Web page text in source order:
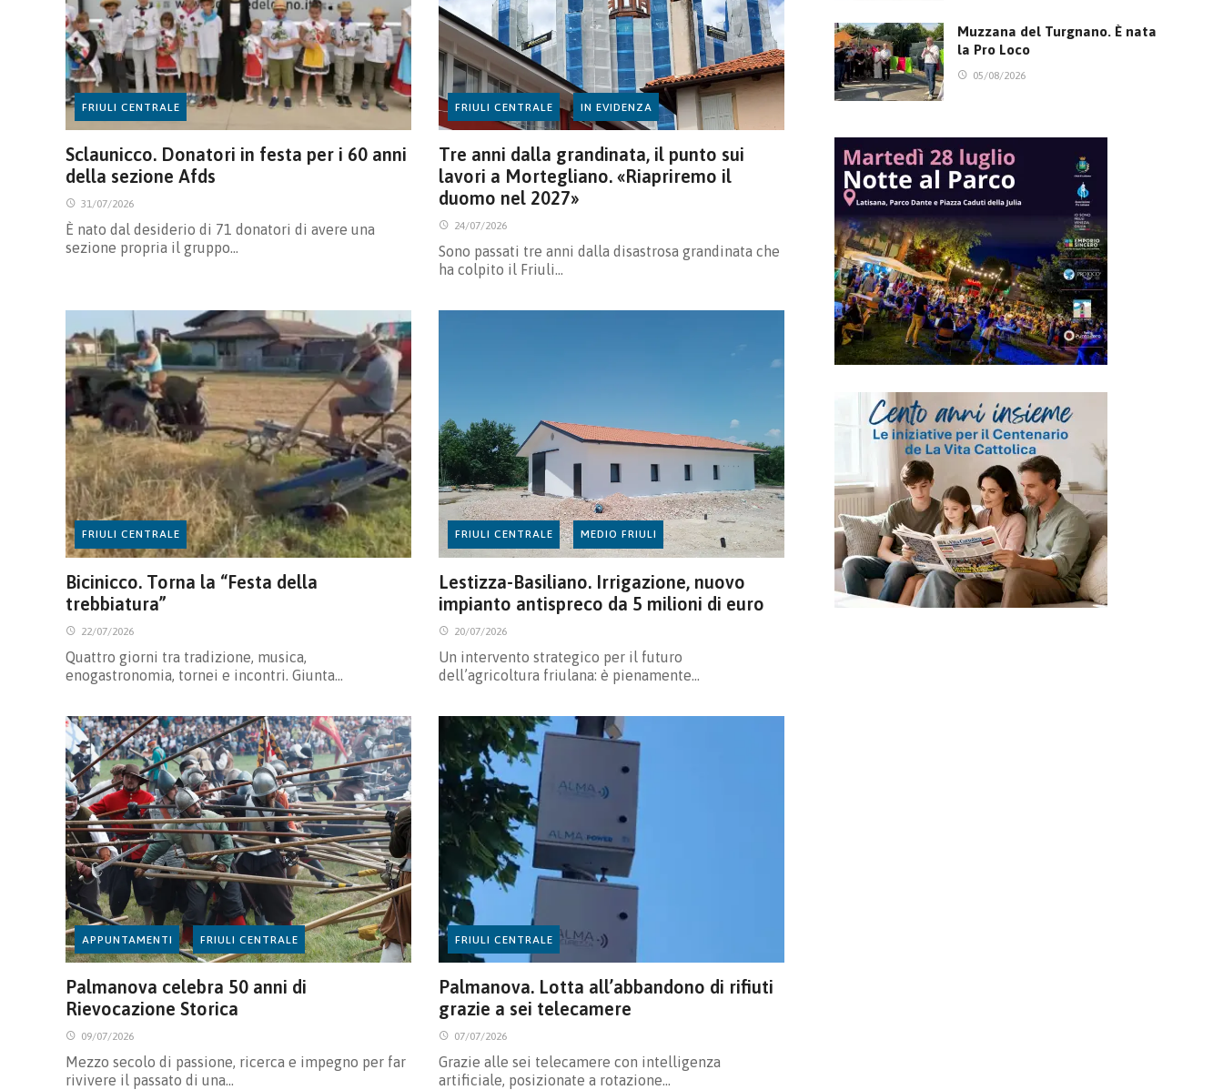
FRIULI CENTRALE
Sclaunicco. Donatori in festa per i 60 anni
della sezione Afds
31/07/2026
È nato dal desiderio di 71 donatori di avere una
sezione propria il gruppo…
FRIULI CENTRALE IN EVIDENZA
Tre anni dalla grandinata, il punto sui
lavori a Mortegliano. «Riapriremo il
duomo nel 2027»
24/07/2026
Sono passati tre anni dalla disastrosa grandinata che
ha colpito il Friuli…
FRIULI CENTRALE
Bicinicco. Torna la “Festa della
trebbiatura”
22/07/2026
Quattro giorni tra tradizione, musica,
enogastronomia, tornei e incontri. Giunta…
FRIULI CENTRALE MEDIO FRIULI
Lestizza-Basiliano. Irrigazione, nuovo
impianto antispreco da 5 milioni di euro
20/07/2026
Un intervento strategico per il futuro
dell’agricoltura friulana: è pienamente…
APPUNTAMENTI FRIULI CENTRALE
Palmanova celebra 50 anni di
Rievocazione Storica
09/07/2026
Mezzo secolo di passione, ricerca e impegno per far
rivivere il passato di una…
FRIULI CENTRALE
Palmanova. Lotta all’abbandono di rifiuti
grazie a sei telecamere
07/07/2026
Grazie alle sei telecamere con intelligenza
artificiale, posizionate a rotazione…
Muzzana del Turgnano. È nata
la Pro Loco
05/08/2026